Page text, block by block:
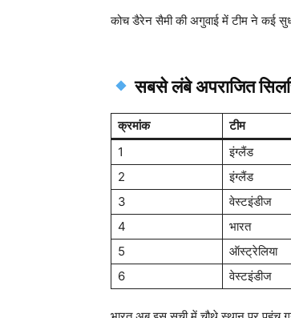
कोच डैरेन सैमी की अगुवाई में टीम ने कई
सबसे लंबे अपराजित
क्रमांक टीम
1
इंग्लैंड
2
इंग्लैंड
3
वेस्टइंडीज
4
भारत
5
ऑस्ट्रेलिया
6
वेस्टइंडीज